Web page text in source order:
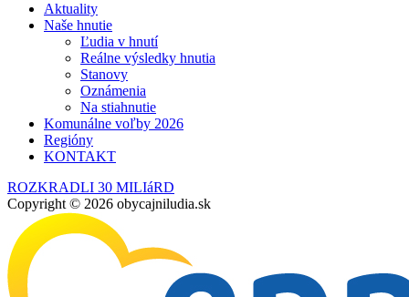
Aktuality
Naše hnutie
Ľudia v hnutí
Reálne výsledky hnutia
Stanovy
Oznámenia
Na stiahnutie
Komunálne voľby 2026
Regióny
KONTAKT
ROZKRADLI 30 MILIáRD
Copyright © 2026 obycajniludia.sk